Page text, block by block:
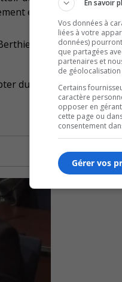
et de sécurisation
la Ville prévoit
du mois d’août
En savoir
Vos données à
liées à votre
données)
que partagées
partenaires et
de
Certains
caractère
opposer en
cette page ou
consentement
Gérer vos